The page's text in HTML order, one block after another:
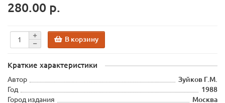
280.00 р.
В корзину
Краткие характеристики
Автор
Зуйков Г.М.
Год
1988
Город издания
Москва